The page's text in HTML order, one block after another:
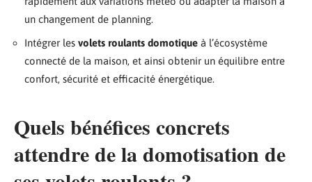
un changement de planning.
Intégrer les volets roulants domotique à l’écosystème
connecté de la maison, et ainsi obtenir un équilibre entre
confort, sécurité et efficacité énergétique.
Quels bénéfices concrets
attendre de la domotisation de